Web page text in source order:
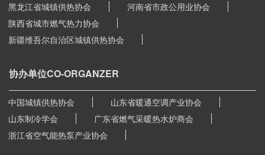
黑龙江省城镇供热协会
河南省市政公用业协会
陕西省城市燃气热力协会
新疆维吾尔自治区城镇供热协会
协办单位CO-ORGANZER
中国城镇供热协会
山东省暖通空调产业协会
山东制冷学会
广东省燃气采暖热水炉商会
浙江省空气能热泵产业协会